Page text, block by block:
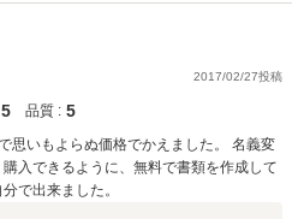
2017/02/27投稿
5 品質 : 5
思いもよらぬ価格でかえました。 名義変
入できるように、無料で書類を作成して
で出来ました。